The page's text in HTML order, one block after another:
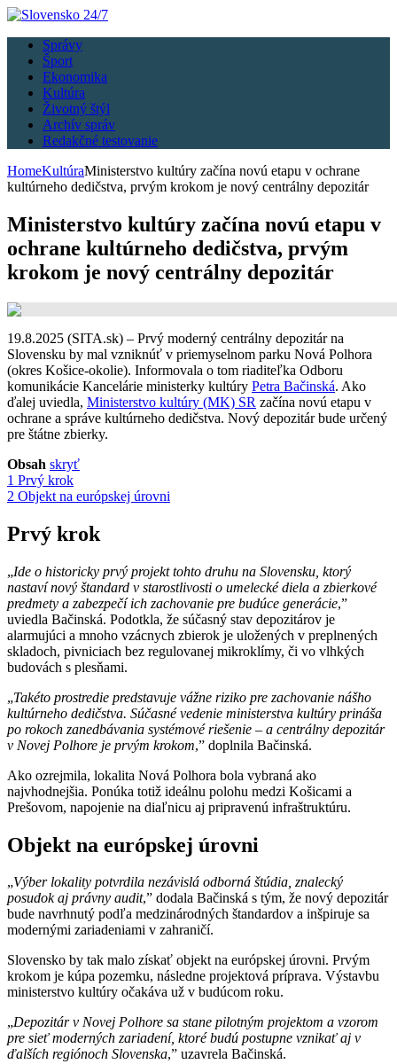
Správy
Šport
Ekonomika
Kultúra
Životný štýl
Archív správ
Redakčné testovanie
HomeKultúraMinisterstvo kultúry začína novú etapu v ochrane
kultúrneho dedičstva, prvým krokom je nový centrálny depozitár
Ministerstvo kultúry začína novú etapu v
ochrane kultúrneho dedičstva, prvým
krokom je nový centrálny depozitár
19.8.2025 (SITA.sk) – Prvý moderný centrálny depozitár na
Slovensku by mal vzniknúť v priemyselnom parku Nová Polhora
(okres Košice-okolie). Informovala o tom riaditeľka Odboru
komunikácie Kancelárie ministerky kultúry Petra Bačinská. Ako
ďalej uviedla, Ministerstvo kultúry (MK) SR začína novú etapu v
ochrane a správe kultúrneho dedičstva. Nový depozitár bude určený
pre štátne zbierky.
Obsah skryť
1 Prvý krok
2 Objekt na európskej úrovni
Prvý krok
„Ide o historicky prvý projekt tohto druhu na Slovensku, ktorý
nastaví nový štandard v starostlivosti o umelecké diela a zbierkové
predmety a zabezpečí ich zachovanie pre budúce generácie,”
uviedla Bačinská. Podotkla, že súčasný stav depozitárov je
alarmujúci a mnoho vzácnych zbierok je uložených v preplnených
skladoch, pivniciach bez regulovanej mikroklímy, či vo vlhkých
budovách s plesňami.
„Takéto prostredie predstavuje vážne riziko pre zachovanie nášho
kultúrneho dedičstva. Súčasné vedenie ministerstva kultúry prináša
po rokoch zanedbávania systémové riešenie – a centrálny depozitár
v Novej Polhore je prvým krokom,” doplnila Bačinská.
Ako ozrejmila, lokalita Nová Polhora bola vybraná ako
najvhodnejšia. Ponúka totiž ideálnu polohu medzi Košicami a
Prešovom, napojenie na diaľnicu aj pripravenú infraštruktúru.
Objekt na európskej úrovni
„Výber lokality potvrdila nezávislá odborná štúdia, znalecký
posudok aj právny audit,” dodala Bačinská s tým, že nový depozitár
bude navrhnutý podľa medzinárodných štandardov a inšpiruje sa
modernými zariadeniami v zahraničí.
Slovensko by tak malo získať objekt na európskej úrovni. Prvým
krokom je kúpa pozemku, následne projektová príprava. Výstavbu
ministerstvo kultúry očakáva už v budúcom roku.
„Depozitár v Novej Polhore sa stane pilotným projektom a vzorom
pre sieť moderných zariadení, ktoré budú postupne vznikať aj v
ďalších regiónoch Slovenska,” uzavrela Bačinská.